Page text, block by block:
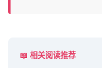
📖 相关阅读推荐